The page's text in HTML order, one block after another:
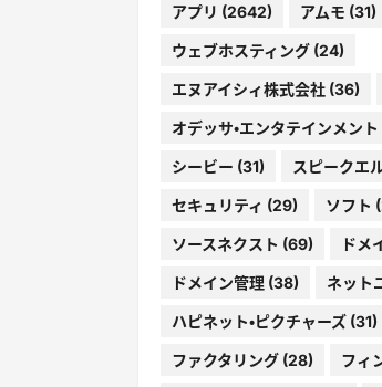
アプリ (2642) アムモ (31)
ウェブホスティング(24)
エヌアイシィ株式会社(36)
オデッサ・エンタテインメント
シービー (31) スピークエ
セキュリティ (29) ソフト
ソースネクスト (69) ドメ
ドメイン管理(38) ネット
ハピネット・ピクチャーズ(31)
ファクタリング(28) フィ